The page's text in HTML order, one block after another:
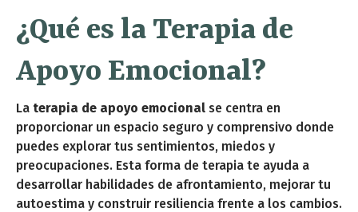
¿Qué es la Terapia de
Apoyo Emocional?
La terapia de apoyo emocional se centra en
proporcionar un espacio seguro y comprensivo donde
puedes explorar tus sentimientos, miedos y
preocupaciones. Esta forma de terapia te ayuda a
desarrollar habilidades de afrontamiento, mejorar tu
autoestima y construir resiliencia frente a los cambios.